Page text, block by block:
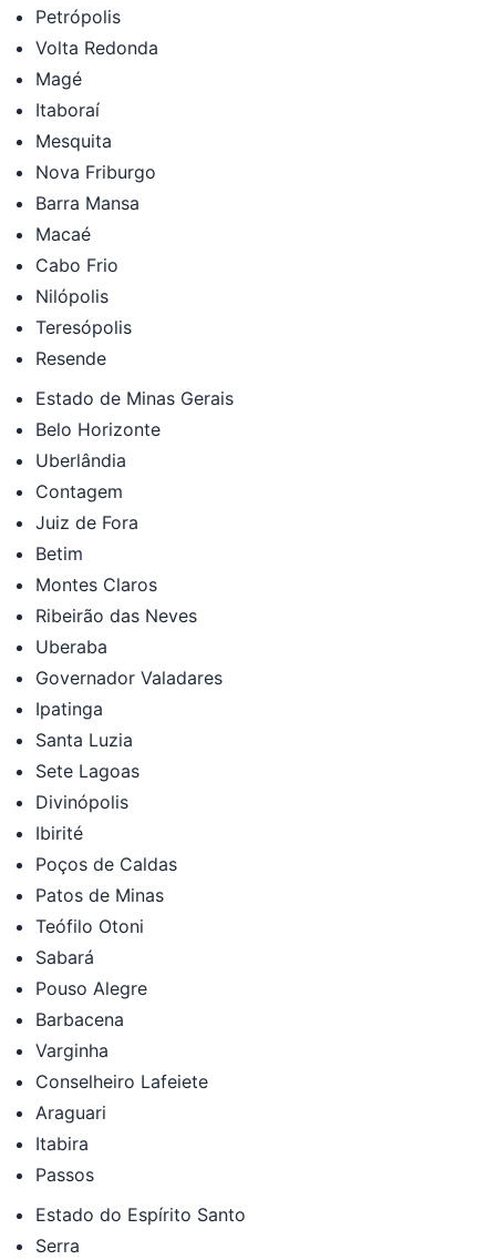
Petrópolis
Volta Redonda
Magé
Itaboraí
Mesquita
Nova Friburgo
Barra Mansa
Macaé
Cabo Frio
Nilópolis
Teresópolis
Resende
Estado de Minas Gerais
Belo Horizonte
Uberlândia
Contagem
Juiz de Fora
Betim
Montes Claros
Ribeirão das Neves
Uberaba
Governador Valadares
Ipatinga
Santa Luzia
Sete Lagoas
Divinópolis
Ibirité
Poços de Caldas
Patos de Minas
Teófilo Otoni
Sabará
Pouso Alegre
Barbacena
Varginha
Conselheiro Lafeiete
Araguari
Itabira
Passos
Estado do Espírito Santo
Serra